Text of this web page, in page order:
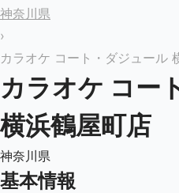
神奈川県
›
カラオケ コート・ダジュール
カラオケ コー
横浜鶴屋町店
神奈川県
基本情報